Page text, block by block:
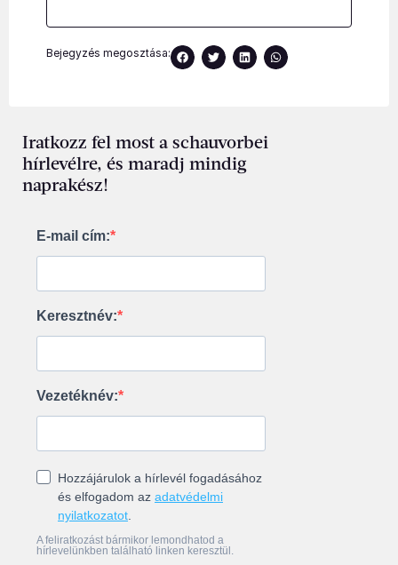
Bejegyzés megosztása:
Iratkozz fel most a schauvorbei
hírlevélre, és maradj mindig
naprakész!
E-mail cím:
Keresztnév:
Vezetéknév:
Hozzájárulok a hírlevél fogadásához
és elfogadom az adatvédelmi
nyilatkozatot
A feliratkozást bármikor lemondhatod a
hírlevelünkben található linken keresztül.